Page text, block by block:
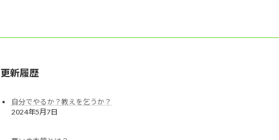
更新履歴
自分でやるか？教えを乞うか？
2024年5月7日